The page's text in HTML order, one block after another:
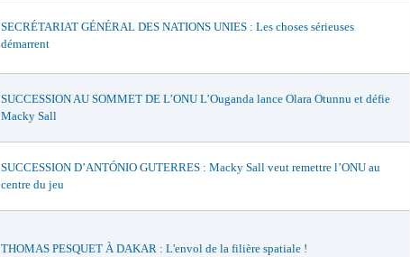
SECRÉTARIAT GÉNÉRAL DES NATIONS UNIES : Les choses sérieuses
démarrent
SUCCESSION AU SOMMET DE L’ONU L’Ouganda lance Olara Otunnu et défie
Macky Sall
SUCCESSION D’ANTÓNIO GUTERRES : Macky Sall veut remettre l’ONU au
centre du jeu
THOMAS PESQUET À DAKAR : L'envol de la filière spatiale !